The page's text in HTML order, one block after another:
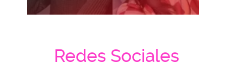
Redes Sociales